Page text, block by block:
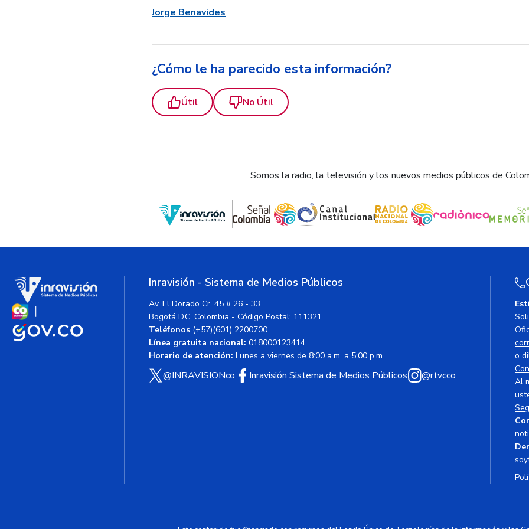
Jorge Benavides
¿Cómo le ha parecido esta información?
Útil No Útil
Somos la radio, la televisión y los nuevos medios públicos de
Inravisión - Sistema de Medios Públicos
Av. El Dorado Cr. 45 # 26 - 33
Bogotá D.C, Colombia - Código Postal: 111321
Teléfonos (+57)(601) 2200700
Línea gratuita nacional: 018000123414
Horario de atención: Lunes a viernes de 8:00 a.m. a 5:00 p.m.
@INRAVISIONco Inravisión Sistema de Medios Públicos @rtvcco
o
Al